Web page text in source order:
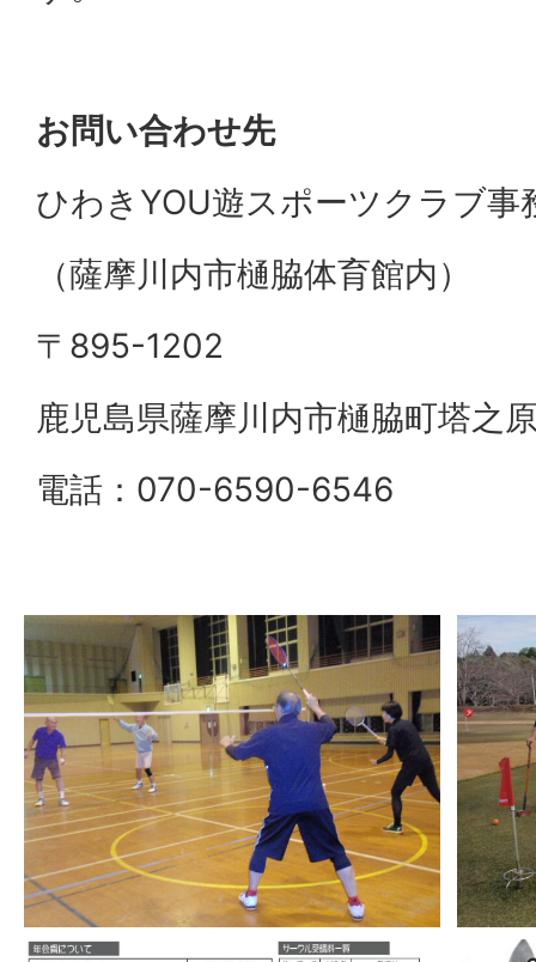
お問い合わせ先
ひわきYOU遊スポーツクラブ事
（薩摩川内市樋脇体育館内）
〒895-1202
鹿児島県薩摩川内市樋脇町塔之
電話：070-6590-6546